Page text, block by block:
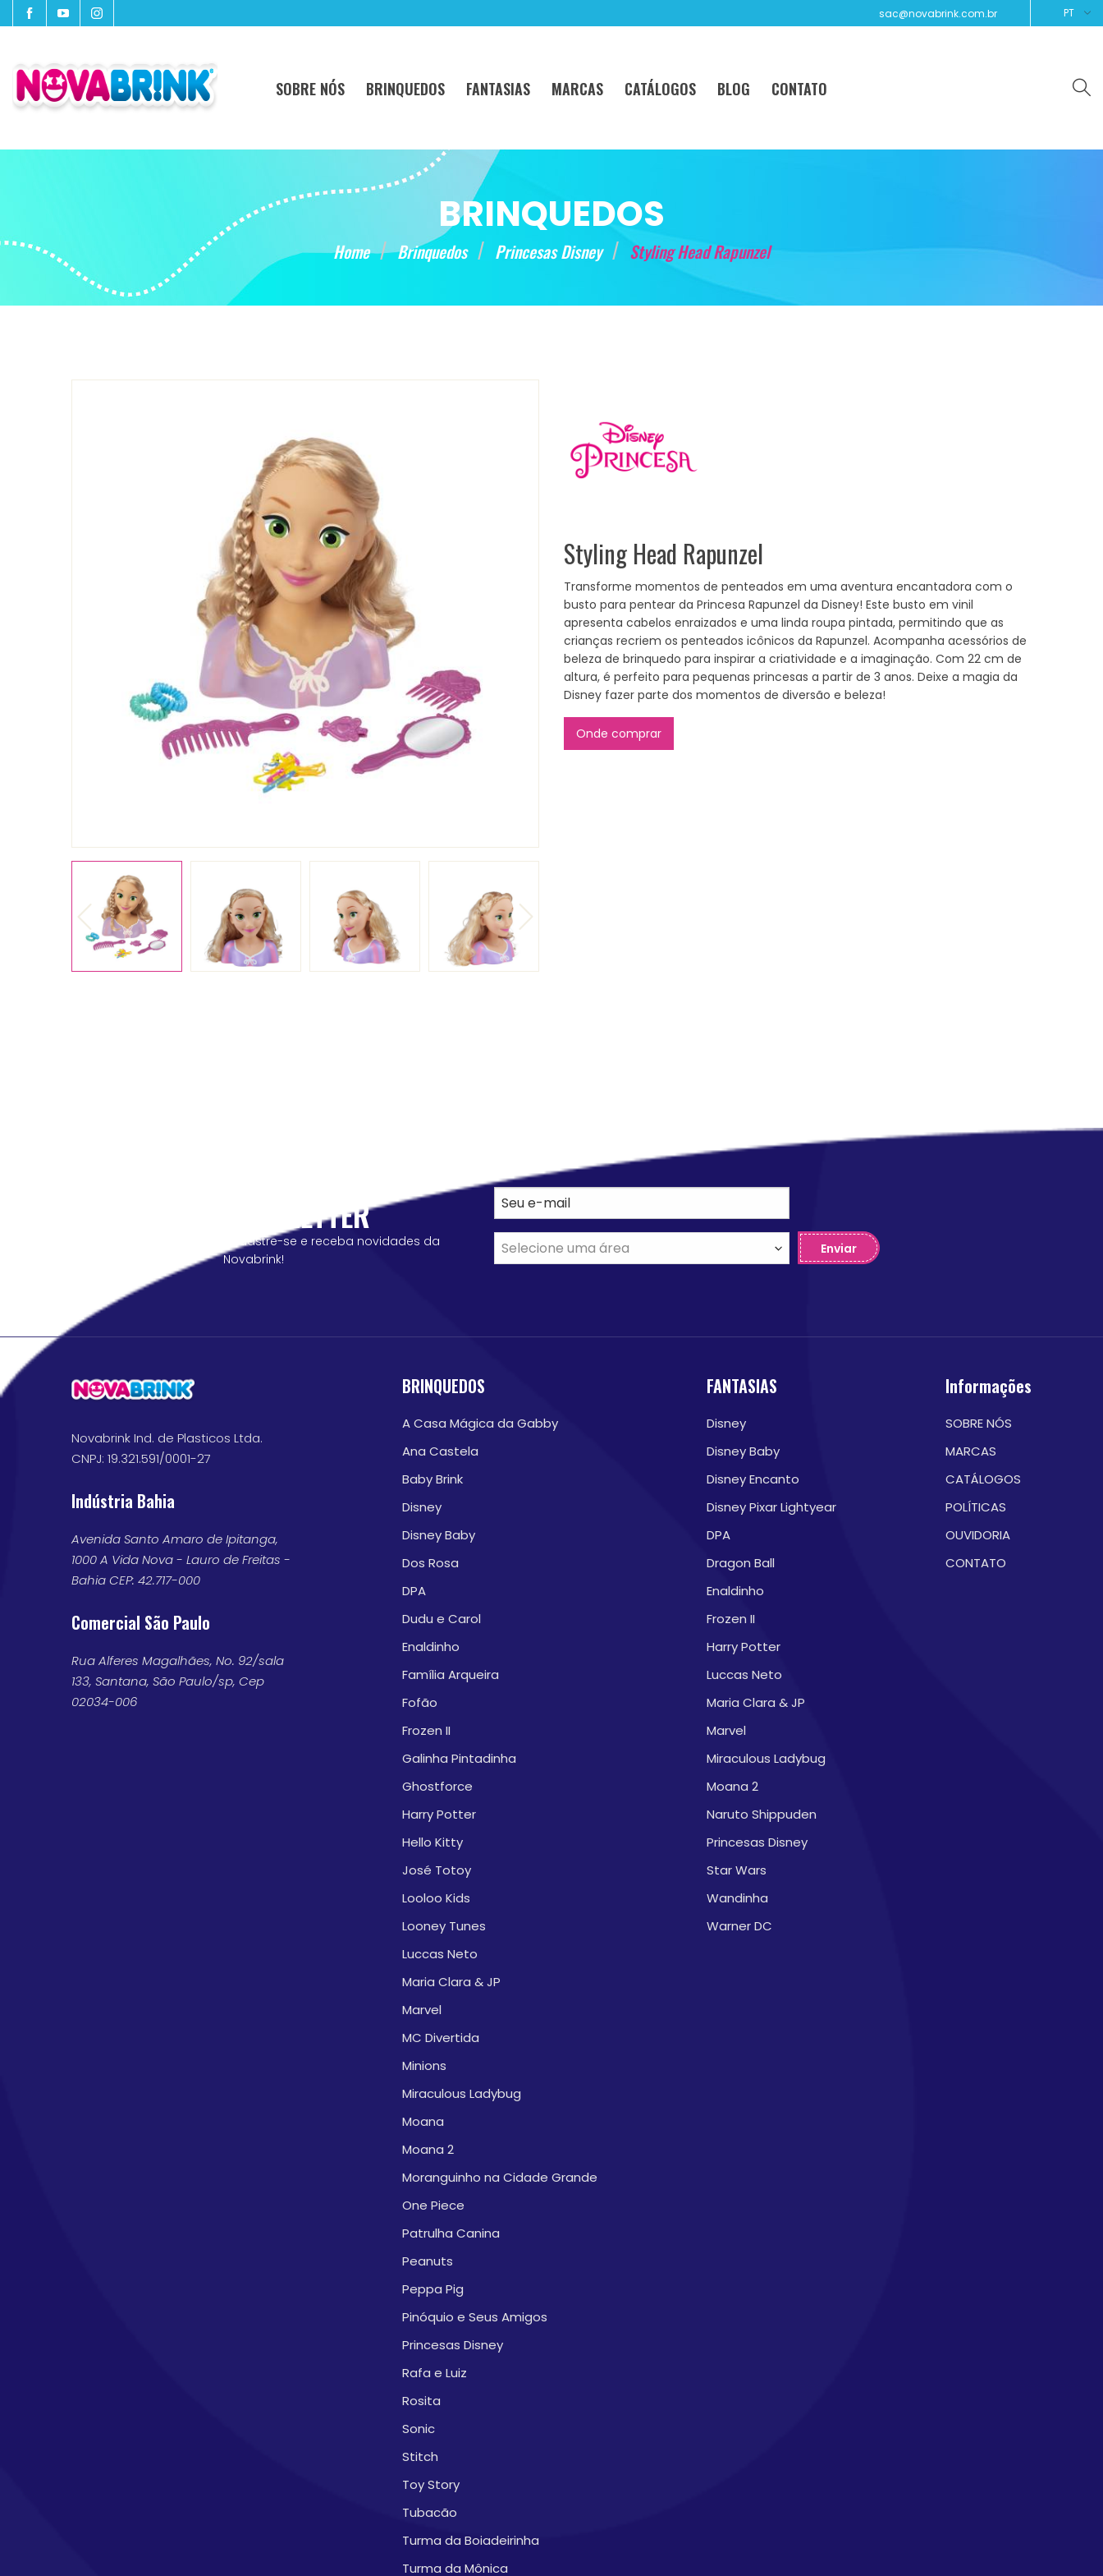
sac@novabrink.com.br PT
SOBRE NÓS BRINQUEDOS FANTASIAS MARCAS CATÁLOGOS BLOG CONTATO
BRINQUEDOS
Home Brinquedos Princesas Disney Styling Head Rapunzel
Styling Head Rapunzel
Transforme momentos de penteados em uma aventura encantadora com o
busto para pentear da Princesa Rapunzel da Disney! Este busto em vinil
apresenta cabelos enraizados e uma linda roupa pintada, permitindo que as
crianças recriem os penteados icônicos da Rapunzel. Acompanha acessórios de
beleza de brinquedo para inspirar a criatividade e a imaginação. Com 22 cm de
altura, é perfeito para pequenas princesas a partir de 3 anos. Deixe a magia da
Disney fazer parte dos momentos de diversão e beleza!
Onde comprar
NEWSLETTER
cadastre-se e receba novidades da
Novabrink!
Enviar
Novabrink Ind. de Plasticos Ltda.
CNPJ: 19.321.591/0001-27
Indústria Bahia
Avenida Santo Amaro de Ipitanga,
1000 A Vida Nova - Lauro de Freitas -
Bahia CEP: 42.717-000
Comercial São Paulo
Rua Alferes Magalhães, No. 92/sala
133, Santana, São Paulo/sp, Cep
02034-006
BRINQUEDOS
A Casa Mágica da Gabby
Ana Castela
Baby Brink
Disney
Disney Baby
Dos Rosa
DPA
Dudu e Carol
Enaldinho
Família Arqueira
Fofão
Frozen II
Galinha Pintadinha
Ghostforce
Harry Potter
Hello Kitty
José Totoy
Looloo Kids
Looney Tunes
Luccas Neto
Maria Clara & JP
Marvel
MC Divertida
Minions
Miraculous Ladybug
Moana
Moana 2
Moranguinho na Cidade Grande
One Piece
Patrulha Canina
Peanuts
Peppa Pig
Pinóquio e Seus Amigos
Princesas Disney
Rafa e Luiz
Rosita
Sonic
Stitch
Toy Story
Tubacão
Turma da Boiadeirinha
Turma da Mônica
FANTASIAS
Disney
Disney Baby
Disney Encanto
Disney Pixar Lightyear
DPA
Dragon Ball
Enaldinho
Frozen II
Harry Potter
Luccas Neto
Maria Clara & JP
Marvel
Miraculous Ladybug
Moana 2
Naruto Shippuden
Princesas Disney
Star Wars
Wandinha
Warner DC
Informações
SOBRE NÓS
MARCAS
CATÁLOGOS
POLÍTICAS
OUVIDORIA
CONTATO